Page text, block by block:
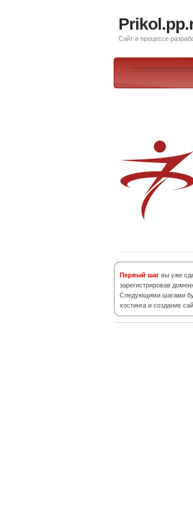
Сайт в процессе
Первый шаг вы уже
зарегистрировав
Следующими шагами
хостинга и создание